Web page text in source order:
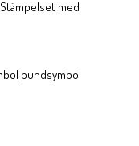
med
pundsymbol